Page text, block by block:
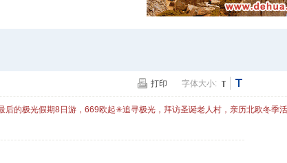
打印 字体大小:
后的极光假期8日游，669欧起✳追寻极光，拜访圣诞老人村，亲历北欧冬季